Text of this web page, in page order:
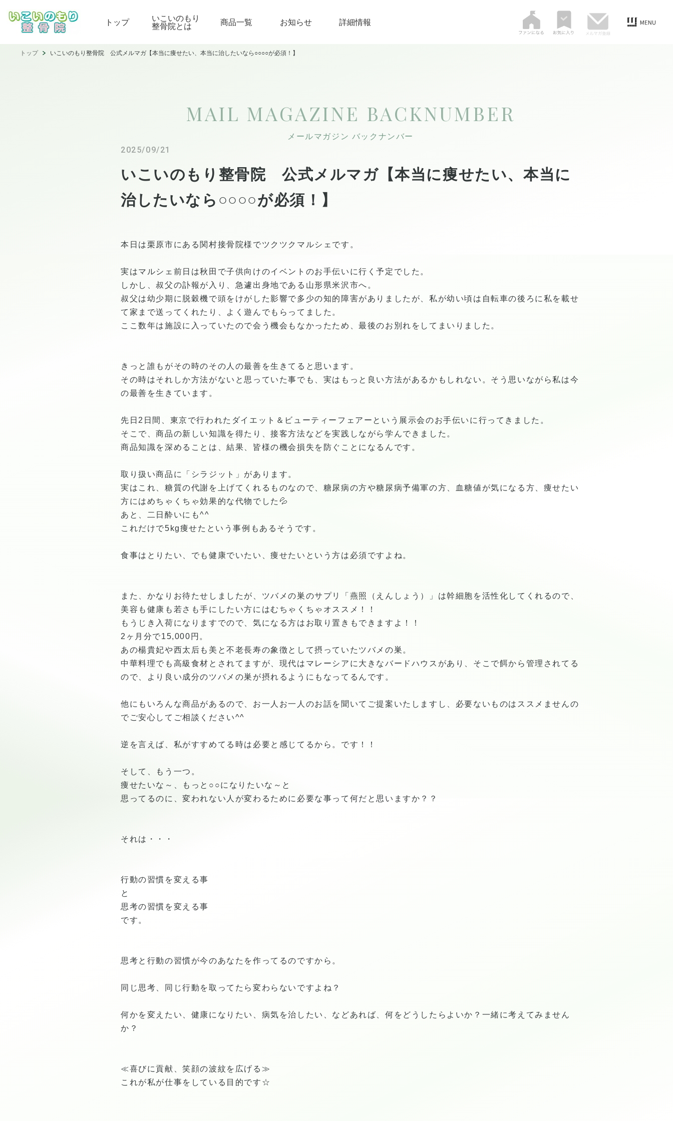
トップ いこいのもり
整骨院とは 商品一覧 お知らせ 詳細情報
トップ いこいのもり整骨院 公式メルマガ【本当に痩せたい、本当に治したいなら○○○○が必須！】
MAIL MAGAZINE BACKNUMBER
メールマガジン バックナンバー
2025/09/21
いこいのもり整骨院 公式メルマガ【本当に痩せたい、本当に
治したいなら○○○○が必須！】
本日は栗原市にある関村接骨院様でツクツクマルシェです。
実はマルシェ前日は秋田で子供向けのイベントのお手伝いに行く予定でした。
しかし、叔父の訃報が入り、急遽出身地である山形県米沢市へ。
叔父は幼少期に脱穀機で頭をけがした影響で多少の知的障害がありましたが、私が幼い頃は自転車の後ろに私を載せ
て家まで送ってくれたり、よく遊んでもらってました。
ここ数年は施設に入っていたので会う機会もなかったため、最後のお別れをしてまいりました。
きっと誰もがその時のその人の最善を生きてると思います。
その時はそれしか方法がないと思っていた事でも、実はもっと良い方法があるかもしれない。そう思いながら私は今
の最善を生きています。
先日2日間、東京で行われたダイエット＆ビューティーフェアーという展示会のお手伝いに行ってきました。
そこで、商品の新しい知識を得たり、接客方法などを実践しながら学んできました。
商品知識を深めることは、結果、皆様の機会損失を防ぐことになるんです。
取り扱い商品に「シラジット」があります。
実はこれ、糖質の代謝を上げてくれるものなので、糖尿病の方や糖尿病予備軍の方、血糖値が気になる方、痩せたい
方にはめちゃくちゃ効果的な代物でした💦
あと、二日酔いにも^^
これだけで5kg痩せたという事例もあるそうです。
食事はとりたい、でも健康でいたい、痩せたいという方は必須ですよね。
また、かなりお待たせしましたが、ツバメの巣のサプリ「燕照（えんしょう）」は幹細胞を活性化してくれるので、
美容も健康も若さも手にしたい方にはむちゃくちゃオススメ！！
もうじき入荷になりますでので、気になる方はお取り置きもできますよ！！
2ヶ月分で15,000円。
あの楊貴妃や西太后も美と不老長寿の象徴として摂っていたツバメの巣。
中華料理でも高級食材とされてますが、現代はマレーシアに大きなバードハウスがあり、そこで餌から管理されてる
ので、より良い成分のツバメの巣が摂れるようにもなってるんです。
他にもいろんな商品があるので、お一人お一人のお話を聞いてご提案いたしますし、必要ないものはススメませんの
でご安心してご相談ください^^
逆を言えば、私がすすめてる時は必要と感じてるから。です！！
そして、もう一つ。
痩せたいな～、もっと○○になりたいな～と
思ってるのに、変われない人が変わるために必要な事って何だと思いますか？？
それは・・・
行動の習慣を変える事
と
思考の習慣を変える事
です。
思考と行動の習慣が今のあなたを作ってるのですから。
同じ思考、同じ行動を取ってたら変わらないですよね？
何かを変えたい、健康になりたい、病気を治したい、などあれば、何をどうしたらよいか？一緒に考えてみません
か？
≪喜びに貢献、笑顔の波紋を広げる≫
これが私が仕事をしている目的です☆